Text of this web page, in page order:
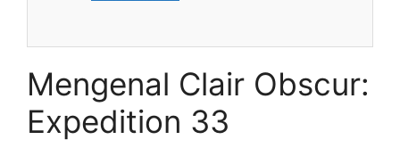
Mengenal Clair Obscur:
Expedition 33